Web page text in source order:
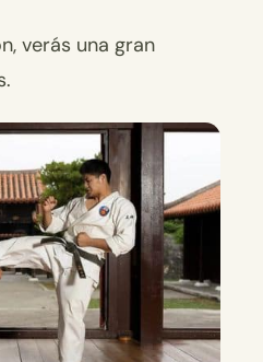
verás una gran